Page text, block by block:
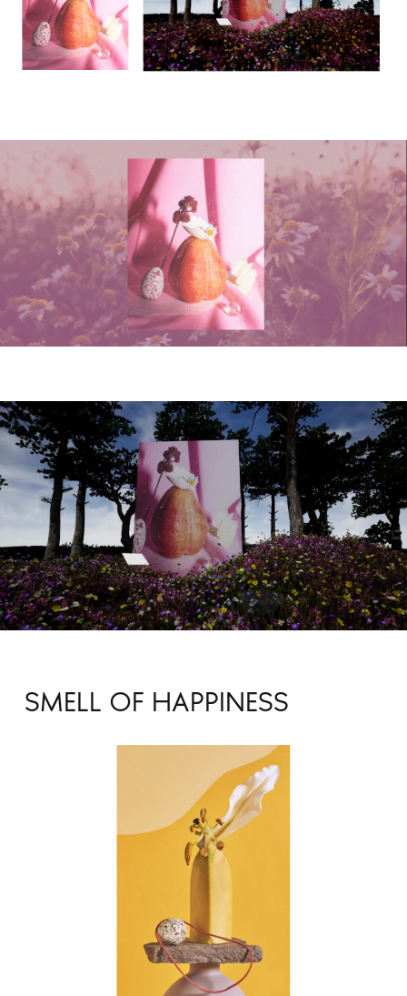
SMELL OF HAPPINESS